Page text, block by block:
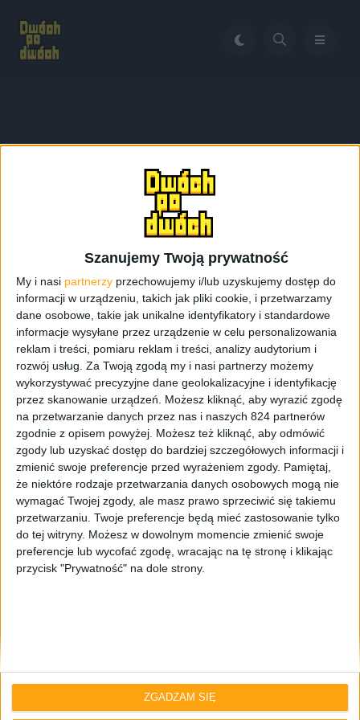
Szanujemy Twoją prywatność
My i nasi partnerzy przechowujemy i/lub uzyskujemy dostęp do
informacji w urządzeniu, takich jak pliki cookie, i przetwarzamy
dane osobowe, takie jak unikalne identyfikatory i standardowe
informacje wysyłane przez urządzenie w celu personalizowania
reklam i treści, pomiaru reklam i treści, analizy audytorium i
rozwój usług. Za Twoją zgodą my i nasi partnerzy możemy
wykorzystywać precyzyjne dane geolokalizacyjne i identyfikację
przez skanowanie urządzeń. Możesz kliknąć, aby wyrazić zgodę
na przetwarzanie danych przez nas i naszych 824 partnerów
zgodnie z opisem powyżej. Możesz też kliknąć, aby odmówić
zgody lub uzyskać dostęp do bardziej szczegółowych informacji i
zmienić swoje preferencje przed wyrażeniem zgody. Pamiętaj,
że niektóre rodzaje przetwarzania danych osobowych mogą nie
wymagać Twojej zgody, ale masz prawo sprzeciwić się takiemu
przetwarzaniu. Twoje preferencje będą mieć zastosowanie tylko
do tej witryny. Możesz w dowolnym momencie zmienić swoje
preferencje lub wycofać zgodę, wracając na tę stronę i klikając
przycisk "Prywatność" na dole strony.
ZGADZAM SIĘ
Blog
Twitter zaktualizowany – nowy wygląd i
jeszcze bardziej intuicyjna obsługa